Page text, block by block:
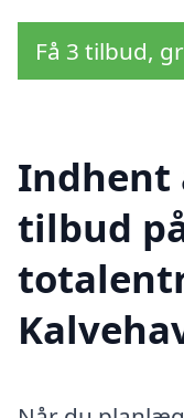
Få 3 tilbud,
Indhent
tilbud